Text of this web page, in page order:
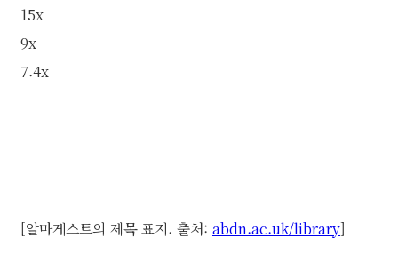
15x
9x
7.4x
[알마게스트의 제목 표지. 출처: abdn.ac.uk/library]